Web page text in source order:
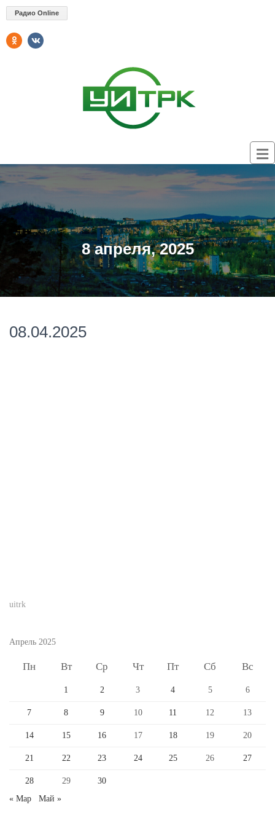
Радио Online
8 апреля, 2025
08.04.2025
uitrk
Апрель 2025
Пн Вт Ср Чт Пт Сб Вс
1 2 3 4 5 6
7 8 9 10 11 12 13
14 15 16 17 18 19 20
21 22 23 24 25 26 27
28 29
30
« Мар
Май »